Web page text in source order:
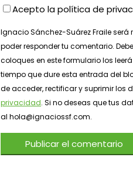
Acepto la política de
Ignacio Sánchez-Suárez Fraile
poder responder tu comentario.
coloques en este formulario los
tiempo que dure esta entrada del
de acceder, rectificar y suprimir los
privacidad. Si no deseas que tus
al hola@ignaciossf.com.